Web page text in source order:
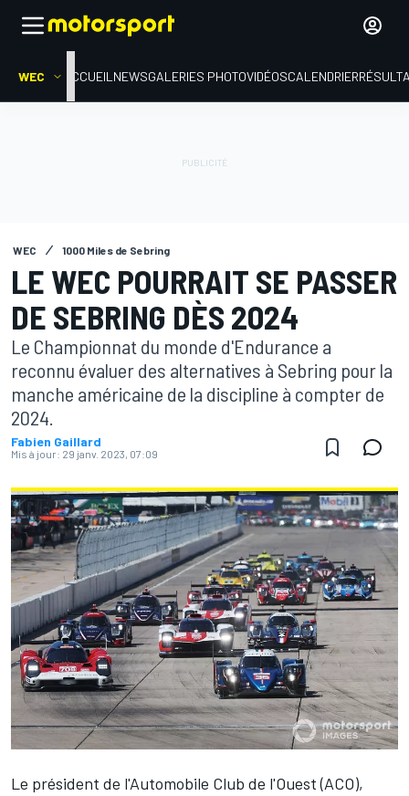
WEC ACCUEIL NEWSGALERIES PHOTOVIDÉOSCALENDRIER
WEC 1000 Miles de Sebring
LE WEC POURRAIT SE PASSER
DE SEBRING DÈS 2024
Le Championnat du monde d'Endurance a
reconnu évaluer des alternatives à Sebring pour la
manche américaine de la discipline à compter de
2024.
Fabien Gaillard
Mis à jour: 29 janv. 2023, 07:09
Le président de l'Automobile Club de l'Ouest (ACO),